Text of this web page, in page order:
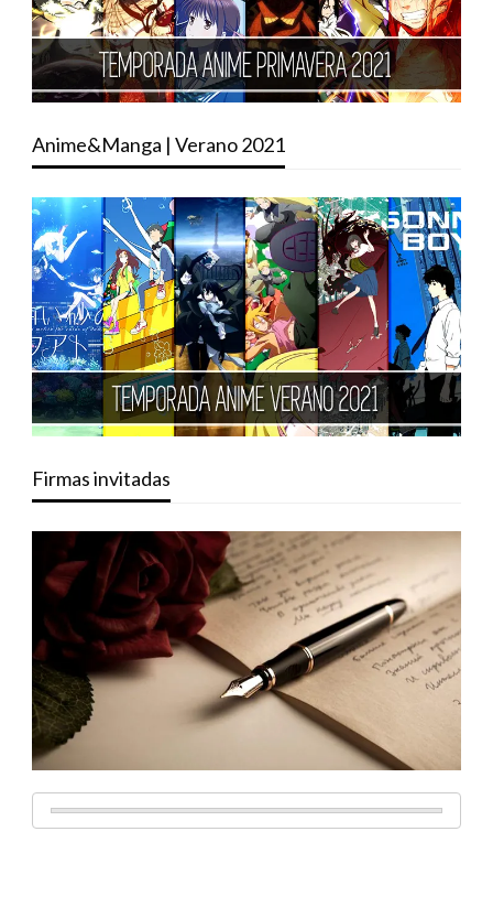
Anime&Manga | Verano 2021
Firmas invitadas